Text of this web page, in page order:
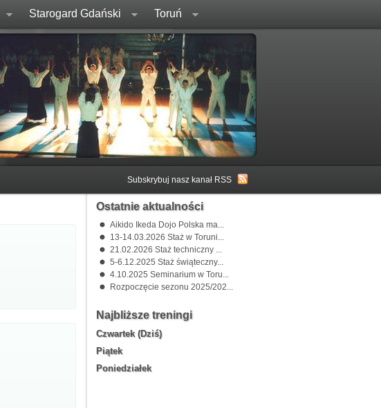
Starogard Gdański Toruń
Subskrybuj nasz kanał RSS
Ostatnie aktualności
Aikido Ikeda Dojo Polska ma...
13-14.03.2026 Staż w Toruni...
21.02.2026 Staż techniczny ...
5-6.12.2025 Staż świąteczny...
4.10.2025 Seminarium w Toru...
Rozpoczęcie sezonu 2025/202...
Najbliższe treningi
Czwartek (Dziś)
Piątek
Poniedziałek